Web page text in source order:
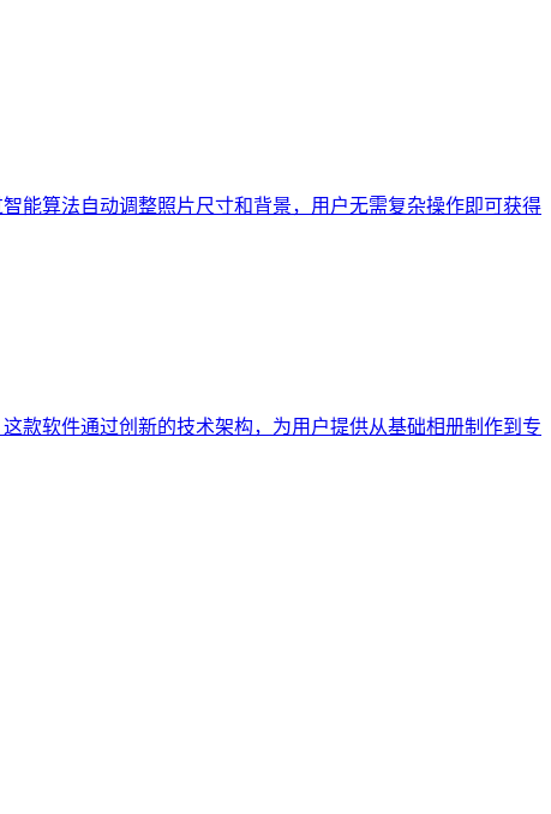
能算法自动调整照片尺寸和背景，用户无需复杂操作即可获得
款软件通过创新的技术架构，为用户提供从基础相册制作到专